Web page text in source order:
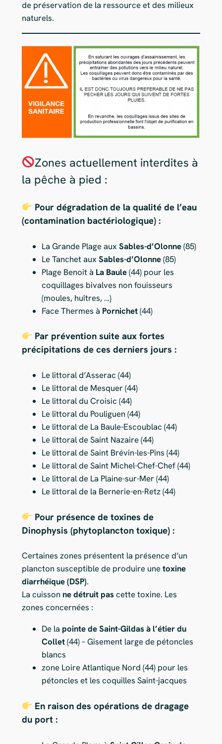
de préservation de la ressource et des milieux
naturels.
Zones actuellement interdites à
la pêche à pied :
Pour dégradation de la qualité de l’eau
(contamination bactériologique) :
La Grande Plage aux Sables-d’Olonne(85)
Le Tanchet aux Sables-d’Olonne(85)
Plage Benoit à La Baule(44) pour les
coquillages bivalves non fouisseurs
(moules, huîtres, …)
Face Thermes à Pornichet(44)
Par prévention suite aux fortes
précipitations de ces derniers jours :
Le littoral d’Asserac (44)
Le littoral de Mesquer (44)
Le littoral du Croisic (44)
Le littoral du Pouliguen (44)
Le littoral de La Baule-Escoublac (44)
Le littoral de Saint Nazaire (44)
Le littoral de Saint Brévin-les-Pins (44)
Le littoral de Saint Michel-Chef-Chef (44)
Le littoral de La Plaine-sur-Mer (44)
Le littoral de la Bernerie-en-Retz (44)
Pour présence de toxines de
Dinophysis (phytoplancton toxique) :
Certaines zones présentent la présence d’un
plancton susceptible de produire unetoxine
diarrhéique (DSP).
La cuisson ne détruit pascette toxine. Les
zones concernées :
De la pointe de Saint-Gildas à l’étier du
Collet(44) – Gisement large de pétoncles
blancs
zone Loire Atlantique Nord (44) pour les
pétoncles et les coquilles Saint-jacques
En raison des opérations de dragage
du port :